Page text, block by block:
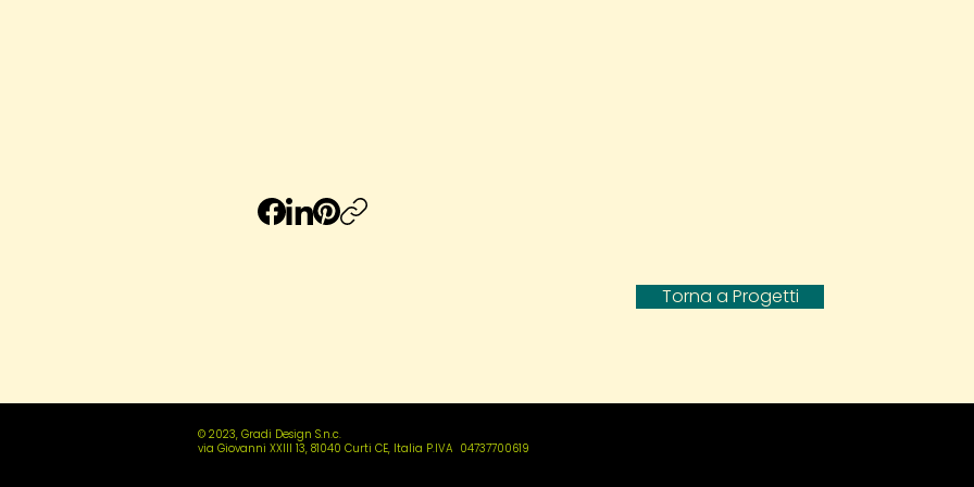
Torna a Progetti
© 2023, Gradi Design S.n.c.
via Giovanni XXIII 13, 81040 Curti CE, Italia P.IVA 04737700619